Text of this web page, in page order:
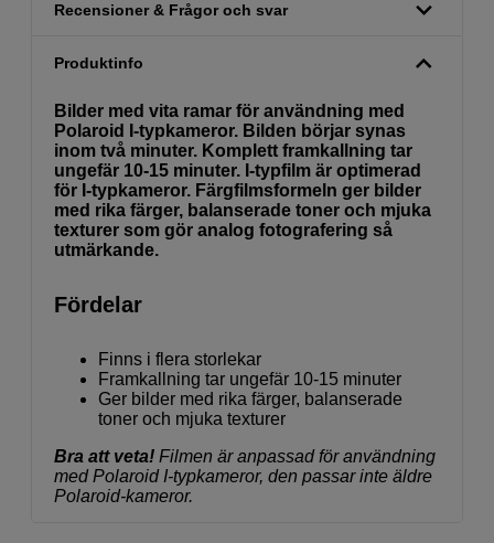
Recensioner & Frågor och svar
Produktinfo
Bilder med vita ramar för användning med
Polaroid I-typkameror. Bilden börjar synas
inom två minuter. Komplett framkallning tar
ungefär 10-15 minuter. I-typfilm är optimerad
för I-typkameror. Färgfilmsformeln ger bilder
med rika färger, balanserade toner och mjuka
texturer som gör analog fotografering så
utmärkande.
Fördelar
Finns i flera storlekar
Framkallning tar ungefär 10-15 minuter
Ger bilder med rika färger, balanserade
toner och mjuka texturer
Bra att veta! Filmen är anpassad för användning
med Polaroid I-typkameror, den passar inte äldre
Polaroid-kameror.